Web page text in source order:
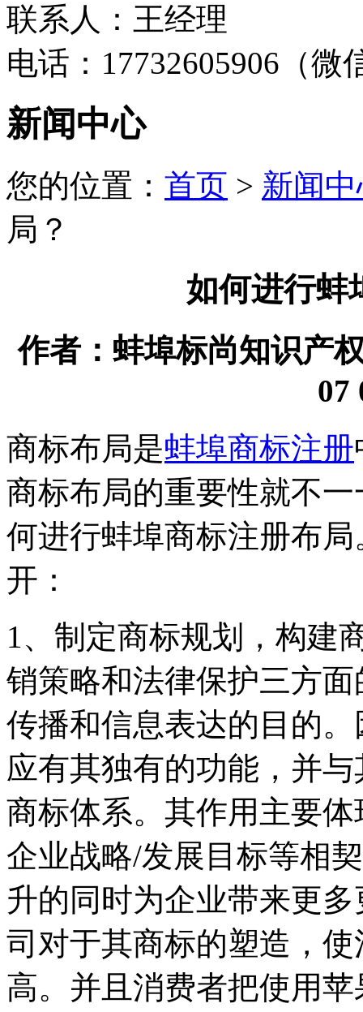
联系人：王经理
电话：17732605906（微
新闻中心
您的位置： 首页 > 新闻
局？
如何进行蚌
作者：蚌埠标尚知识产
07
商标布局是蚌埠商标注册
商标布局的重要性就不
何进行蚌埠商标注册布
开：
1、制定商标规划，构建
销策略和法律保护三方
传播和信息表达的目的
应有其独有的功能，并
商标体系。其作用主要
企业战略/发展目标等相
升的同时为企业带来更
司对于其商标的塑造，
高。并且消费者把使用